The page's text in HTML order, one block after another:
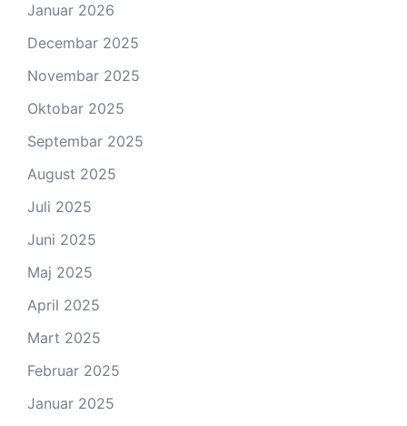
Januar 2026
Decembar 2025
Novembar 2025
Oktobar 2025
Septembar 2025
August 2025
Juli 2025
Juni 2025
Maj 2025
April 2025
Mart 2025
Februar 2025
Januar 2025